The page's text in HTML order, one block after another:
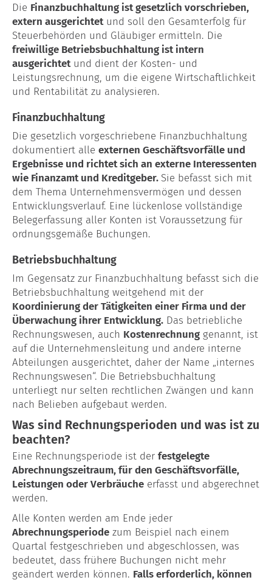
Die Finanzbuchhaltung ist gesetzlich vorschrieben,
extern ausgerichtetund soll den Gesamterfolg für
Steuerbehörden und Gläubiger ermitteln. Die
freiwillige Betriebsbuchhaltung ist intern
ausgerichtetund dient der Kosten- und
Leistungsrechnung, um die eigene Wirtschaftlichkeit
und Rentabilität zu analysieren.
Finanzbuchhaltung
Die gesetzlich vorgeschriebene Finanzbuchhaltung
dokumentiert alle externen Geschäftsvorfälle und
Ergebnisse und richtet sich an externe Interessenten
wie Finanzamt und Kreditgeber. Sie befasst sich mit
dem Thema Unternehmensvermögen und dessen
Entwicklungsverlauf. Eine lückenlose vollständige
Belegerfassung aller Konten ist Voraussetzung für
ordnungsgemäße Buchungen.
Betriebsbuchhaltung
Im Gegensatz zur Finanzbuchhaltung befasst sich die
Betriebsbuchhaltung weitgehend mit der
Koordinierung der Tätigkeiten einer Firma und der
Überwachung ihrer Entwicklung. Das betriebliche
Rechnungswesen, auch Kostenrechnung genannt, ist
auf die Unternehmensleitung und andere interne
Abteilungen ausgerichtet, daher der Name „internes
Rechnungswesen“. Die Betriebsbuchhaltung
unterliegt nur selten rechtlichen Zwängen und kann
nach Belieben aufgebaut werden.
Was sind Rechnungsperioden und was ist zu
beachten?
Eine Rechnungsperiode ist der festgelegte
Abrechnungszeitraum, für den Geschäftsvorfälle,
Leistungen oder Verbräuche erfasst und abgerechnet
werden.
Alle Konten werden am Ende jeder
Abrechnungsperiode zum Beispiel nach einem
Quartal festgeschrieben und abgeschlossen, was
bedeutet, dass frühere Buchungen nicht mehr
geändert werden können. Falls erforderlich, können